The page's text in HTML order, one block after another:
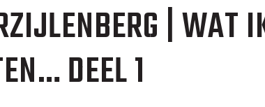
| WAT
DEEL 1